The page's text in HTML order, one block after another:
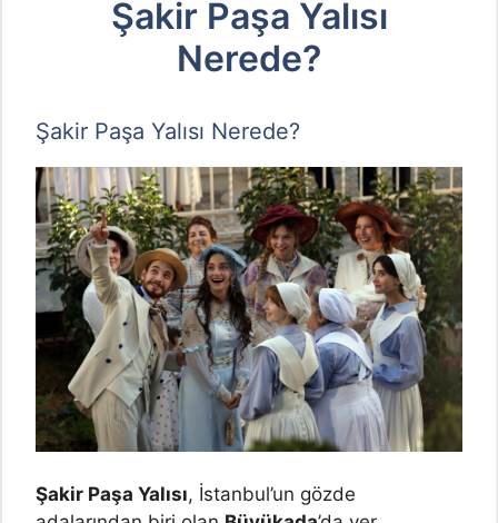
Şakir Paşa Yalısı
Nerede?
Şakir Paşa Yalısı Nerede?
Şakir Paşa Yalısı, İstanbul’un gözde